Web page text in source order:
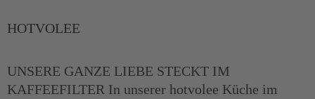
HOTVOLEE
UNSERE GANZE LIEBE STECKT IM
KAFFEEFILTER In unserer hotvolee Küche im